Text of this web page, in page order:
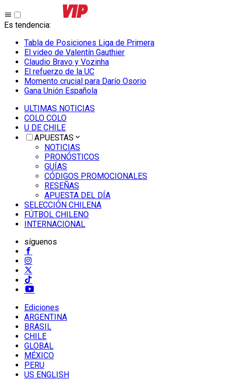
Es tendencia:
Tabla de Posiciones Liga de Primera
El video de Valentín Gauthier
Claudio Bravo y Vozinha
El refuerzo de la UC
Momento crucial para Darío Osorio
Gana Unión Española
ULTIMAS NOTICIAS
COLO COLO
U DE CHILE
APUESTAS
NOTICIAS
PRONÓSTICOS
GUÍAS
CÓDIGOS PROMOCIONALES
RESEÑAS
APUESTA DEL DÍA
SELECCIÓN CHILENA
FÚTBOL CHILENO
INTERNACIONAL
síguenos
Ediciones
ARGENTINA
BRASIL
CHILE
GLOBAL
MÉXICO
PERU
US ENGLISH